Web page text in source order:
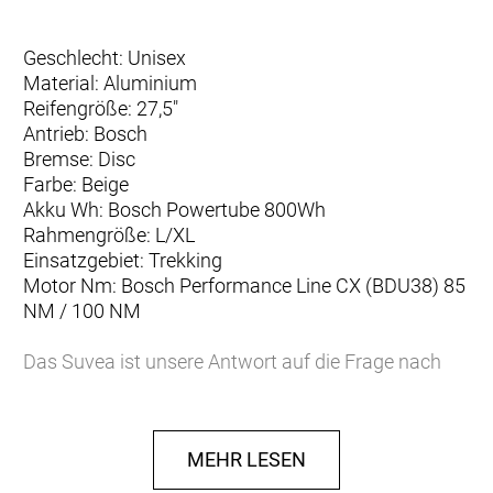
Geschlecht: Unisex
Material: Aluminium
Reifengröße: 27,5"
Antrieb: Bosch
Bremse: Disc
Farbe: Beige
Akku Wh: Bosch Powertube 800Wh
Rahmengröße: L/XL
Einsatzgebiet: Trekking
Motor Nm: Bosch Performance Line CX (BDU38) 85
NM / 100 NM
Das Suvea ist unsere Antwort auf die Frage nach
herausragender Kompetenz für alltägliche Mobilität.
Dazu gehören aber nicht nur einzigartige Features
wie das optionale Accessory Bar, das exzellente
MEHR LESEN